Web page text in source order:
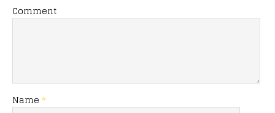
Comment
Name *